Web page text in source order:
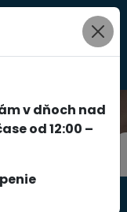
v dňoch nad
od 12:00 –